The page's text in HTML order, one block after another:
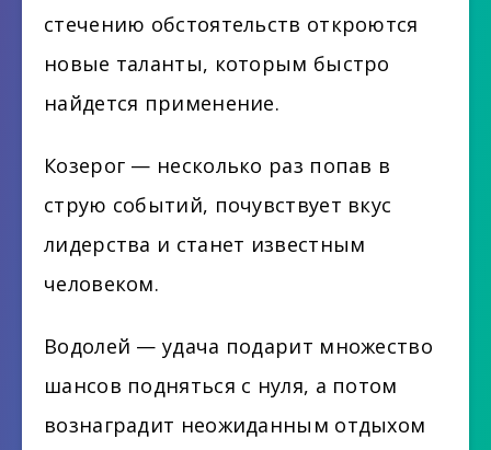
стечению обстоятельств откроются
новые таланты, которым быстро
найдется применение.
Козерог — несколько раз попав в
струю событий, почувствует вкус
лидерства и станет известным
человеком.
Водолей — удача подарит множество
шансов подняться с нуля, а потом
вознаградит неожиданным отдыхом